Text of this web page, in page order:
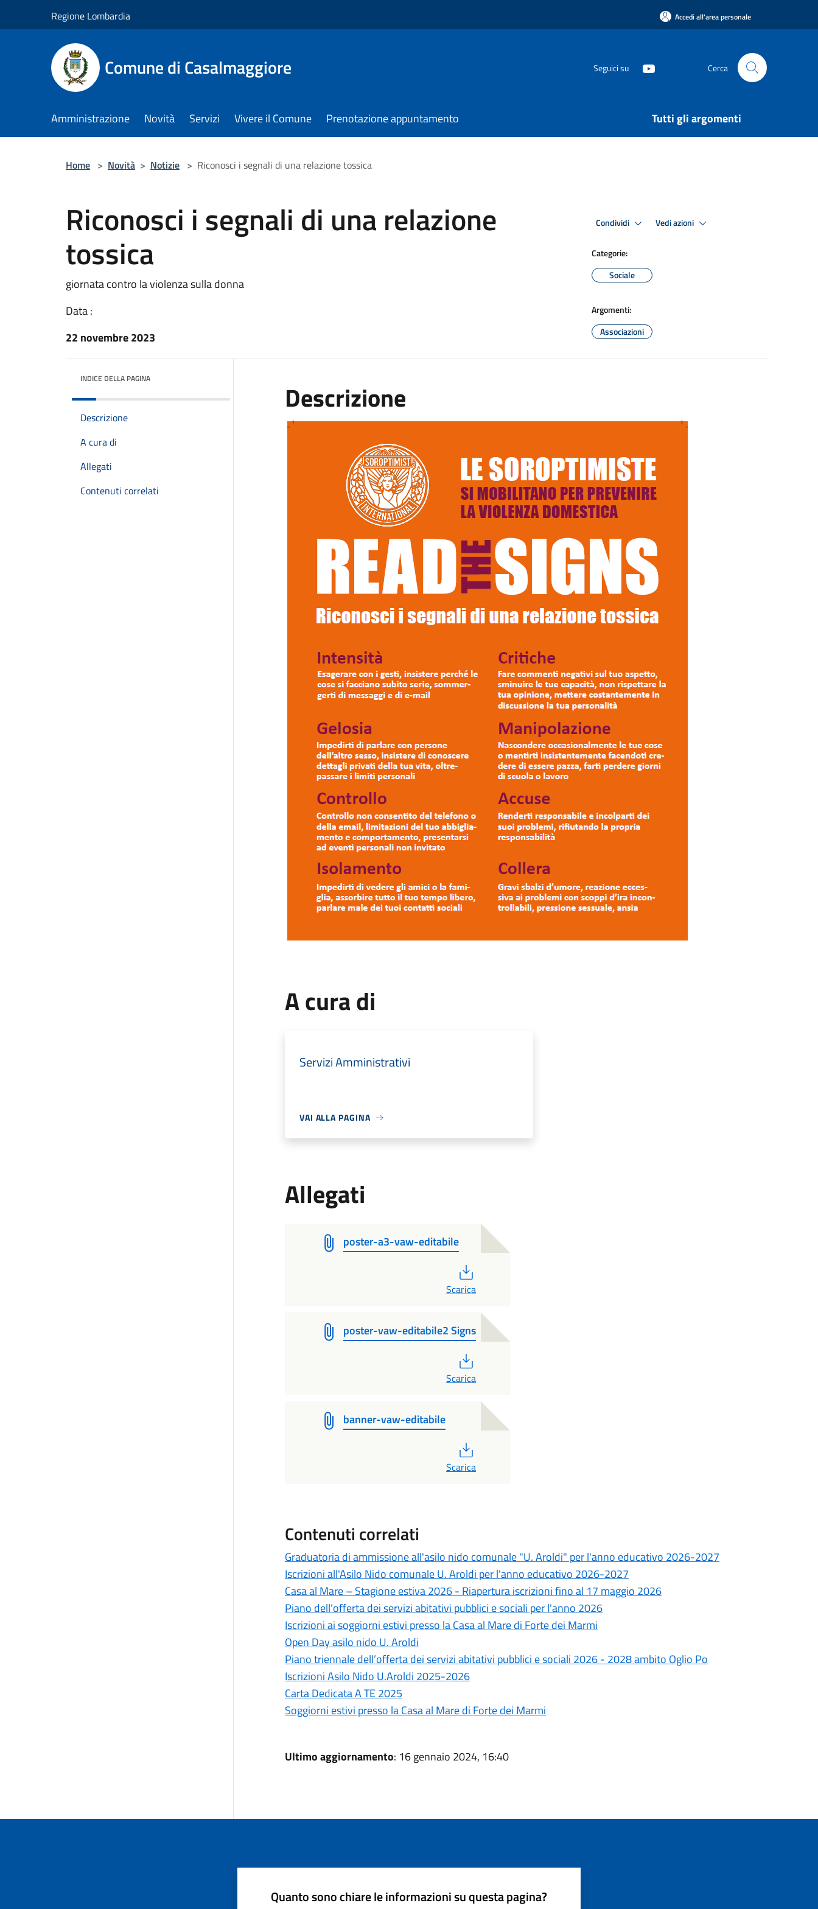
Regione Lombardia Accedi all'area personale
Comune di Casalmaggiore Seguici su Cerca
Amministrazione Novità Servizi Vivere il Comune Prenotazione appuntamento Tutti gli argomenti
Home > Novità > Notizie > Riconosci i segnali di una relazione tossica
Riconosci i segnali di una relazione
tossica
giornata contro la violenza sulla donna
Data :
22 novembre 2023
Condividi Vedi azioni
Categorie:
Sociale
Argomenti:
Associazioni
INDICE DELLA PAGINA
Descrizione
A cura di
Allegati
Contenuti correlati
Descrizione
A cura di
Servizi Amministrativi
VAI ALLA PAGINA
Allegati
poster-a3-vaw-editabile
Scarica
poster-vaw-editabile2 Signs
Scarica
banner-vaw-editabile
Scarica
Contenuti correlati
Graduatoria di ammissione all'asilo nido comunale "U. Aroldi" per l'anno educativo 2026-2027
Iscrizioni all'Asilo Nido comunale U. Aroldi per l'anno educativo 2026-2027
Casa al Mare – Stagione estiva 2026 - Riapertura iscrizioni fino al 17 maggio 2026
Piano dell’offerta dei servizi abitativi pubblici e sociali per l'anno 2026
Iscrizioni ai soggiorni estivi presso la Casa al Mare di Forte dei Marmi
Open Day asilo nido U. Aroldi
Piano triennale dell’offerta dei servizi abitativi pubblici e sociali 2026 - 2028 ambito Oglio Po
Iscrizioni Asilo Nido U.Aroldi 2025-2026
Carta Dedicata A TE 2025
Soggiorni estivi presso la Casa al Mare di Forte dei Marmi
Ultimo aggiornamento: 16 gennaio 2024, 16:40
Quanto sono chiare le informazioni su questa pagina?